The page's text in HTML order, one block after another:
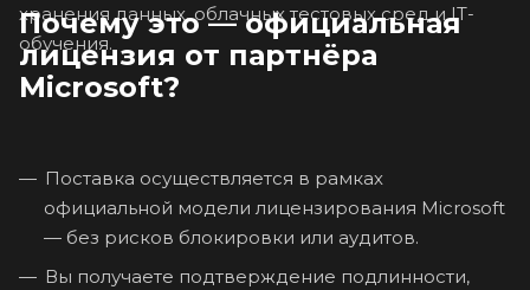
хранения данных, облачных тестовых сред и IT-
обучения.
Почему это — официальная
лицензия от партнёра
Microsoft?
Поставка осуществляется в рамках
официальной модели лицензирования Microsoft
— без рисков блокировки или аудитов.
Вы получаете подтверждение подлинности,